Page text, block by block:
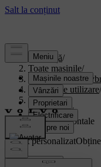
Asistență/
Toate mașinile/
XC90 Plug-in
Manual de utilizare/
Siguranța/
Airbaguri/
Airbaguri frontale
Suport personalizat
Conectează-te